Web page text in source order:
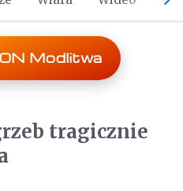
Modlitwa
tragicznie